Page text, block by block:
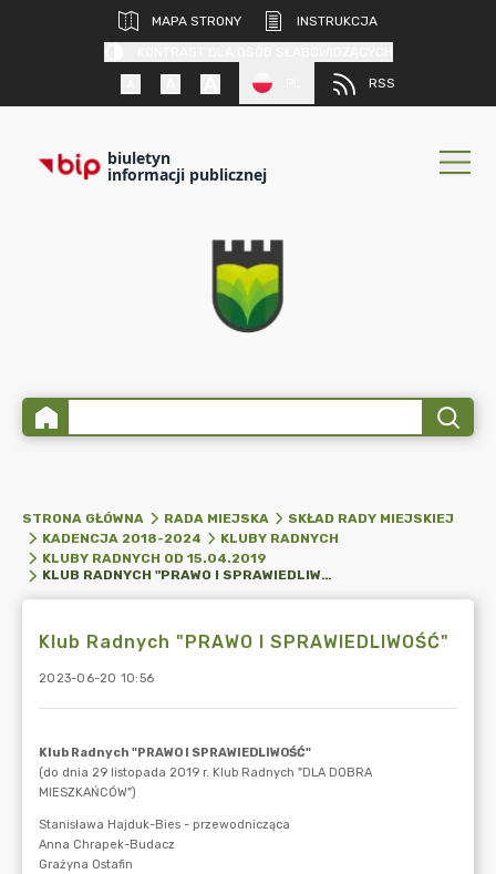
MAPA STRONY
INSTRUKCJA
RSS
biuletyn
informacji publicznej
STRONA GŁÓWNA RADA MIEJSKA
SKŁAD RADY MIEJSKIEJ
KADENCJA 2018-2024
KLUBY RADNYCH
KLUBY RADNYCH OD 15.04.2019
KLUB RADNYCH "PRAWO I SPRAWIEDLIWOŚĆ"
Klub Radnych "PRAWO I SPRAWIEDLIWOŚĆ"
2023-06-20 10:56